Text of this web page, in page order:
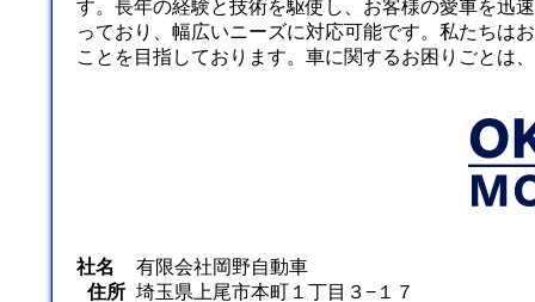
す。長年の経験と技術を駆使し、お客様の愛車を迅
っており、幅広いニーズに対応可能です。私たちは
ことを目指しております。車に関するお困りごとは
社名
有限会社岡野自動車
住所 埼玉県上尾市本町１丁目３−１７